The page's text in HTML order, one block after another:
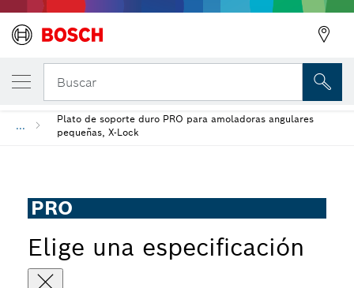
Buscar
...
Plato de soporte duro PRO para amoladoras angulares
pequeñas, X-Lock
PRO
Elige una especificación
PRO Backing Pad duro